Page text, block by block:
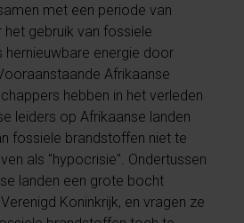
met een periode van
gebruik van fossiele
hernieuwbare energie door
Afrikaanse
hebben in het verleden
leiders op Afrikaanse landen
fossiele brandstoffen niet te
als "hypocrisie". Ondertussen
landen een grote bocht
Koninkrijk, en vragen ze